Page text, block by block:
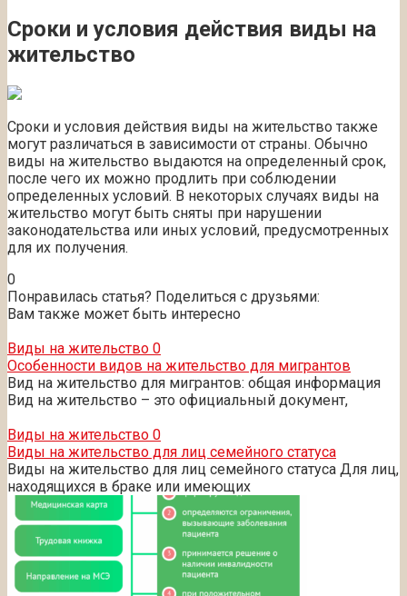
Сроки и условия действия виды на
жительство
Сроки и условия действия виды на жительство также
могут различаться в зависимости от страны. Обычно
виды на жительство выдаются на определенный срок,
после чего их можно продлить при соблюдении
определенных условий. В некоторых случаях виды на
жительство могут быть сняты при нарушении
законодательства или иных условий, предусмотренных
для их получения.
0
Понравилась статья? Поделиться с друзьями:
Вам также может быть интересно
Виды на жительство 0
Особенности видов на жительство для мигрантов
Вид на жительство для мигрантов: общая информация
Вид на жительство – это официальный документ,
Виды на жительство 0
Виды на жительство для лиц семейного статуса
Виды на жительство для лиц семейного статуса Для лиц,
находящихся в браке или имеющих